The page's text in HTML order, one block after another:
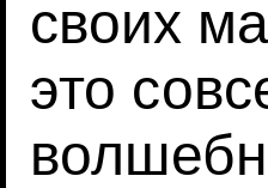
своих
это